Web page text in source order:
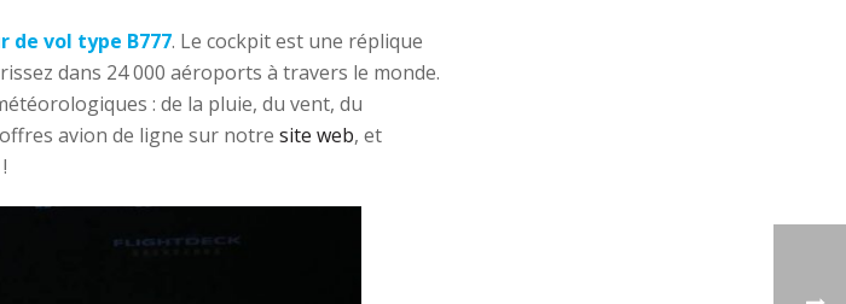
de vol type B777. Le cockpit est une réplique
dans 24 000 aéroports à travers le monde.
: de la pluie, du vent, du
avion de ligne sur notre site web, et